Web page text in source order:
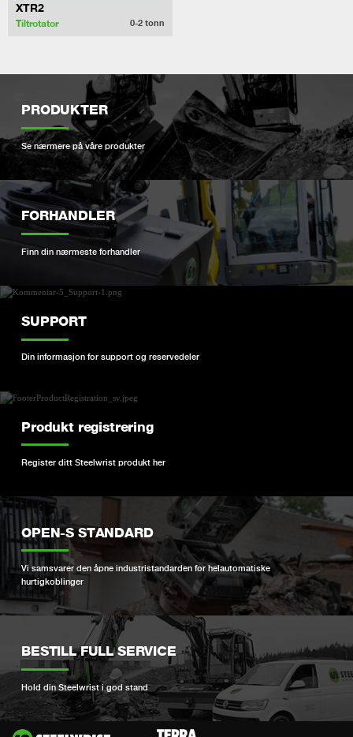
XTR2
Tiltrotator 0-2 tonn
PRODUKTER
Se nærmere på våre produkter
FORHANDLER
Finn din nærmeste forhandler
SUPPORT
Din informasjon for support og reservedeler
Produkt registrering
Register ditt Steelwrist produkt her
OPEN-S STANDARD
Vi samsvarer den åpne industristandarden for helautomatiske
hurtigkoblinger
BESTILL FULL SERVICE
Hold din Steelwrist i god stand